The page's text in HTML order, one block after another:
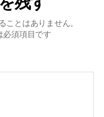
ことはありません。
必須項目です